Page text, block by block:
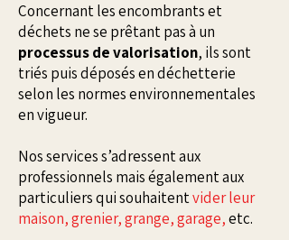
Concernant les encombrants et
déchets ne se prêtant pas à un
processus de valorisation, ils sont
triés puis déposés en déchetterie
selon les normes environnementales
en vigueur.
Nos services s’adressent aux
professionnels mais également aux
particuliers qui souhaitentvider leur
maison, grenier, grange, garage,etc.